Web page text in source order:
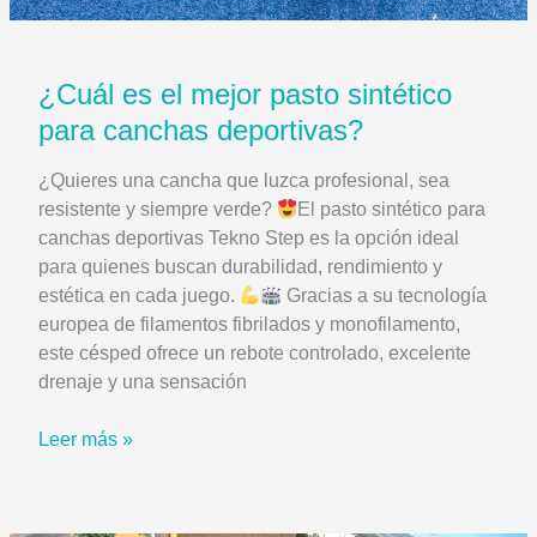
¿Cuál es el mejor pasto sintético
para canchas deportivas?
¿Quieres una cancha que luzca profesional, sea
resistente y siempre verde?
El pasto sintético para
canchas deportivas Tekno Step es la opción ideal
para quienes buscan durabilidad, rendimiento y
estética en cada juego.
Gracias a su tecnología
europea de filamentos fibrilados y monofilamento,
este césped ofrece un rebote controlado, excelente
drenaje y una sensación
¿Cuál
Leer más »